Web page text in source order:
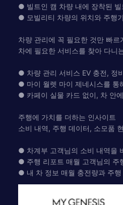
● 빌트인 캠 차량 내에 장착된
● 모빌리티 차량의 위치와 주행
차량 관리에 꼭 필요한 것만 빠르
차에 필요한 서비스를 찾아 다니
● 차량 관리 서비스 EV 충전, 정
● 마이 월렛 마이 제네시스를 통
● 카페이 실물 카드 없이, 차 안
주행에 가치를 더하는 인사이트
소비 내역, 주행 데이터, 소모품
● 차계부 고객님의 소비 내역을
● 주행 리포트 매월 고객님의 주
● 내 차 정보 매월 충전량과 주